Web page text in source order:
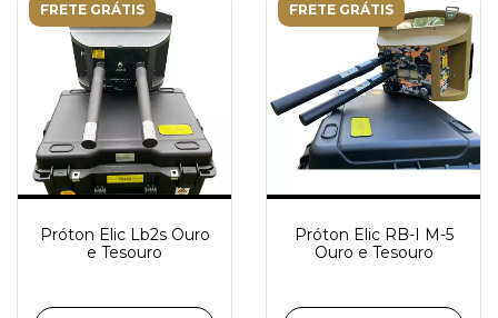
FRETE GRÁTIS
Próton Elic Lb2s Ouro
e Tesouro
FRETE GRÁTIS
Próton Elic RB-I M-5
Ouro e Tesouro